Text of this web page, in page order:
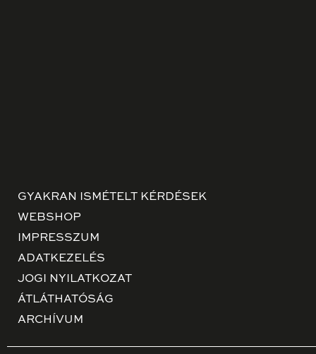
GYAKRAN ISMÉTELT KÉRDÉSEK
WEBSHOP
IMPRESSZUM
ADATKEZELÉS
JOGI NYILATKOZAT
ÁTLÁTHATÓSÁG
ARCHÍVUM